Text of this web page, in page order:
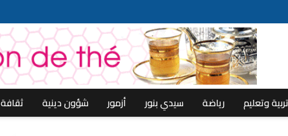
تربية وتعليم رياضة سيدي بنور أزمور شؤون دينية ثقافة